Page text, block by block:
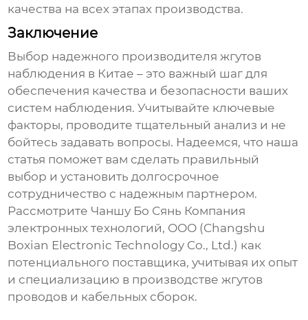
качества на всех этапах производства.
Заключение
Выбор надежного производителя жгутов
наблюдения в Китае – это важный шаг для
обеспечения качества и безопасности ваших
систем наблюдения. Учитывайте ключевые
факторы, проводите тщательный анализ и не
бойтесь задавать вопросы. Надеемся, что наша
статья поможет вам сделать правильный
выбор и установить долгосрочное
сотрудничество с надежным партнером.
Рассмотрите Чаншу Бо Сянь Компания
электронных технологий, ООО (Changshu
Boxian Electronic Technology Co., Ltd.) как
потенциального поставщика, учитывая их опыт
и специализацию в производстве жгутов
проводов и кабельных сборок.